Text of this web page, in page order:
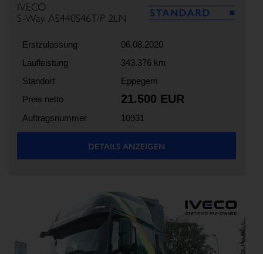
IVECO
S-Way AS440S46T/P 2LN
Erstzulassung
06.08.2020
Laufleistung
343.376 km
Standort
Eppegem
Preis netto
21.500 EUR
Auftragsnummer 10931
DETAILS ANZEIGEN